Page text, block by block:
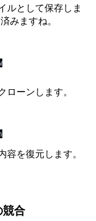
ルとして保存しま
みますね。
ーンします。
を復元します。
競合